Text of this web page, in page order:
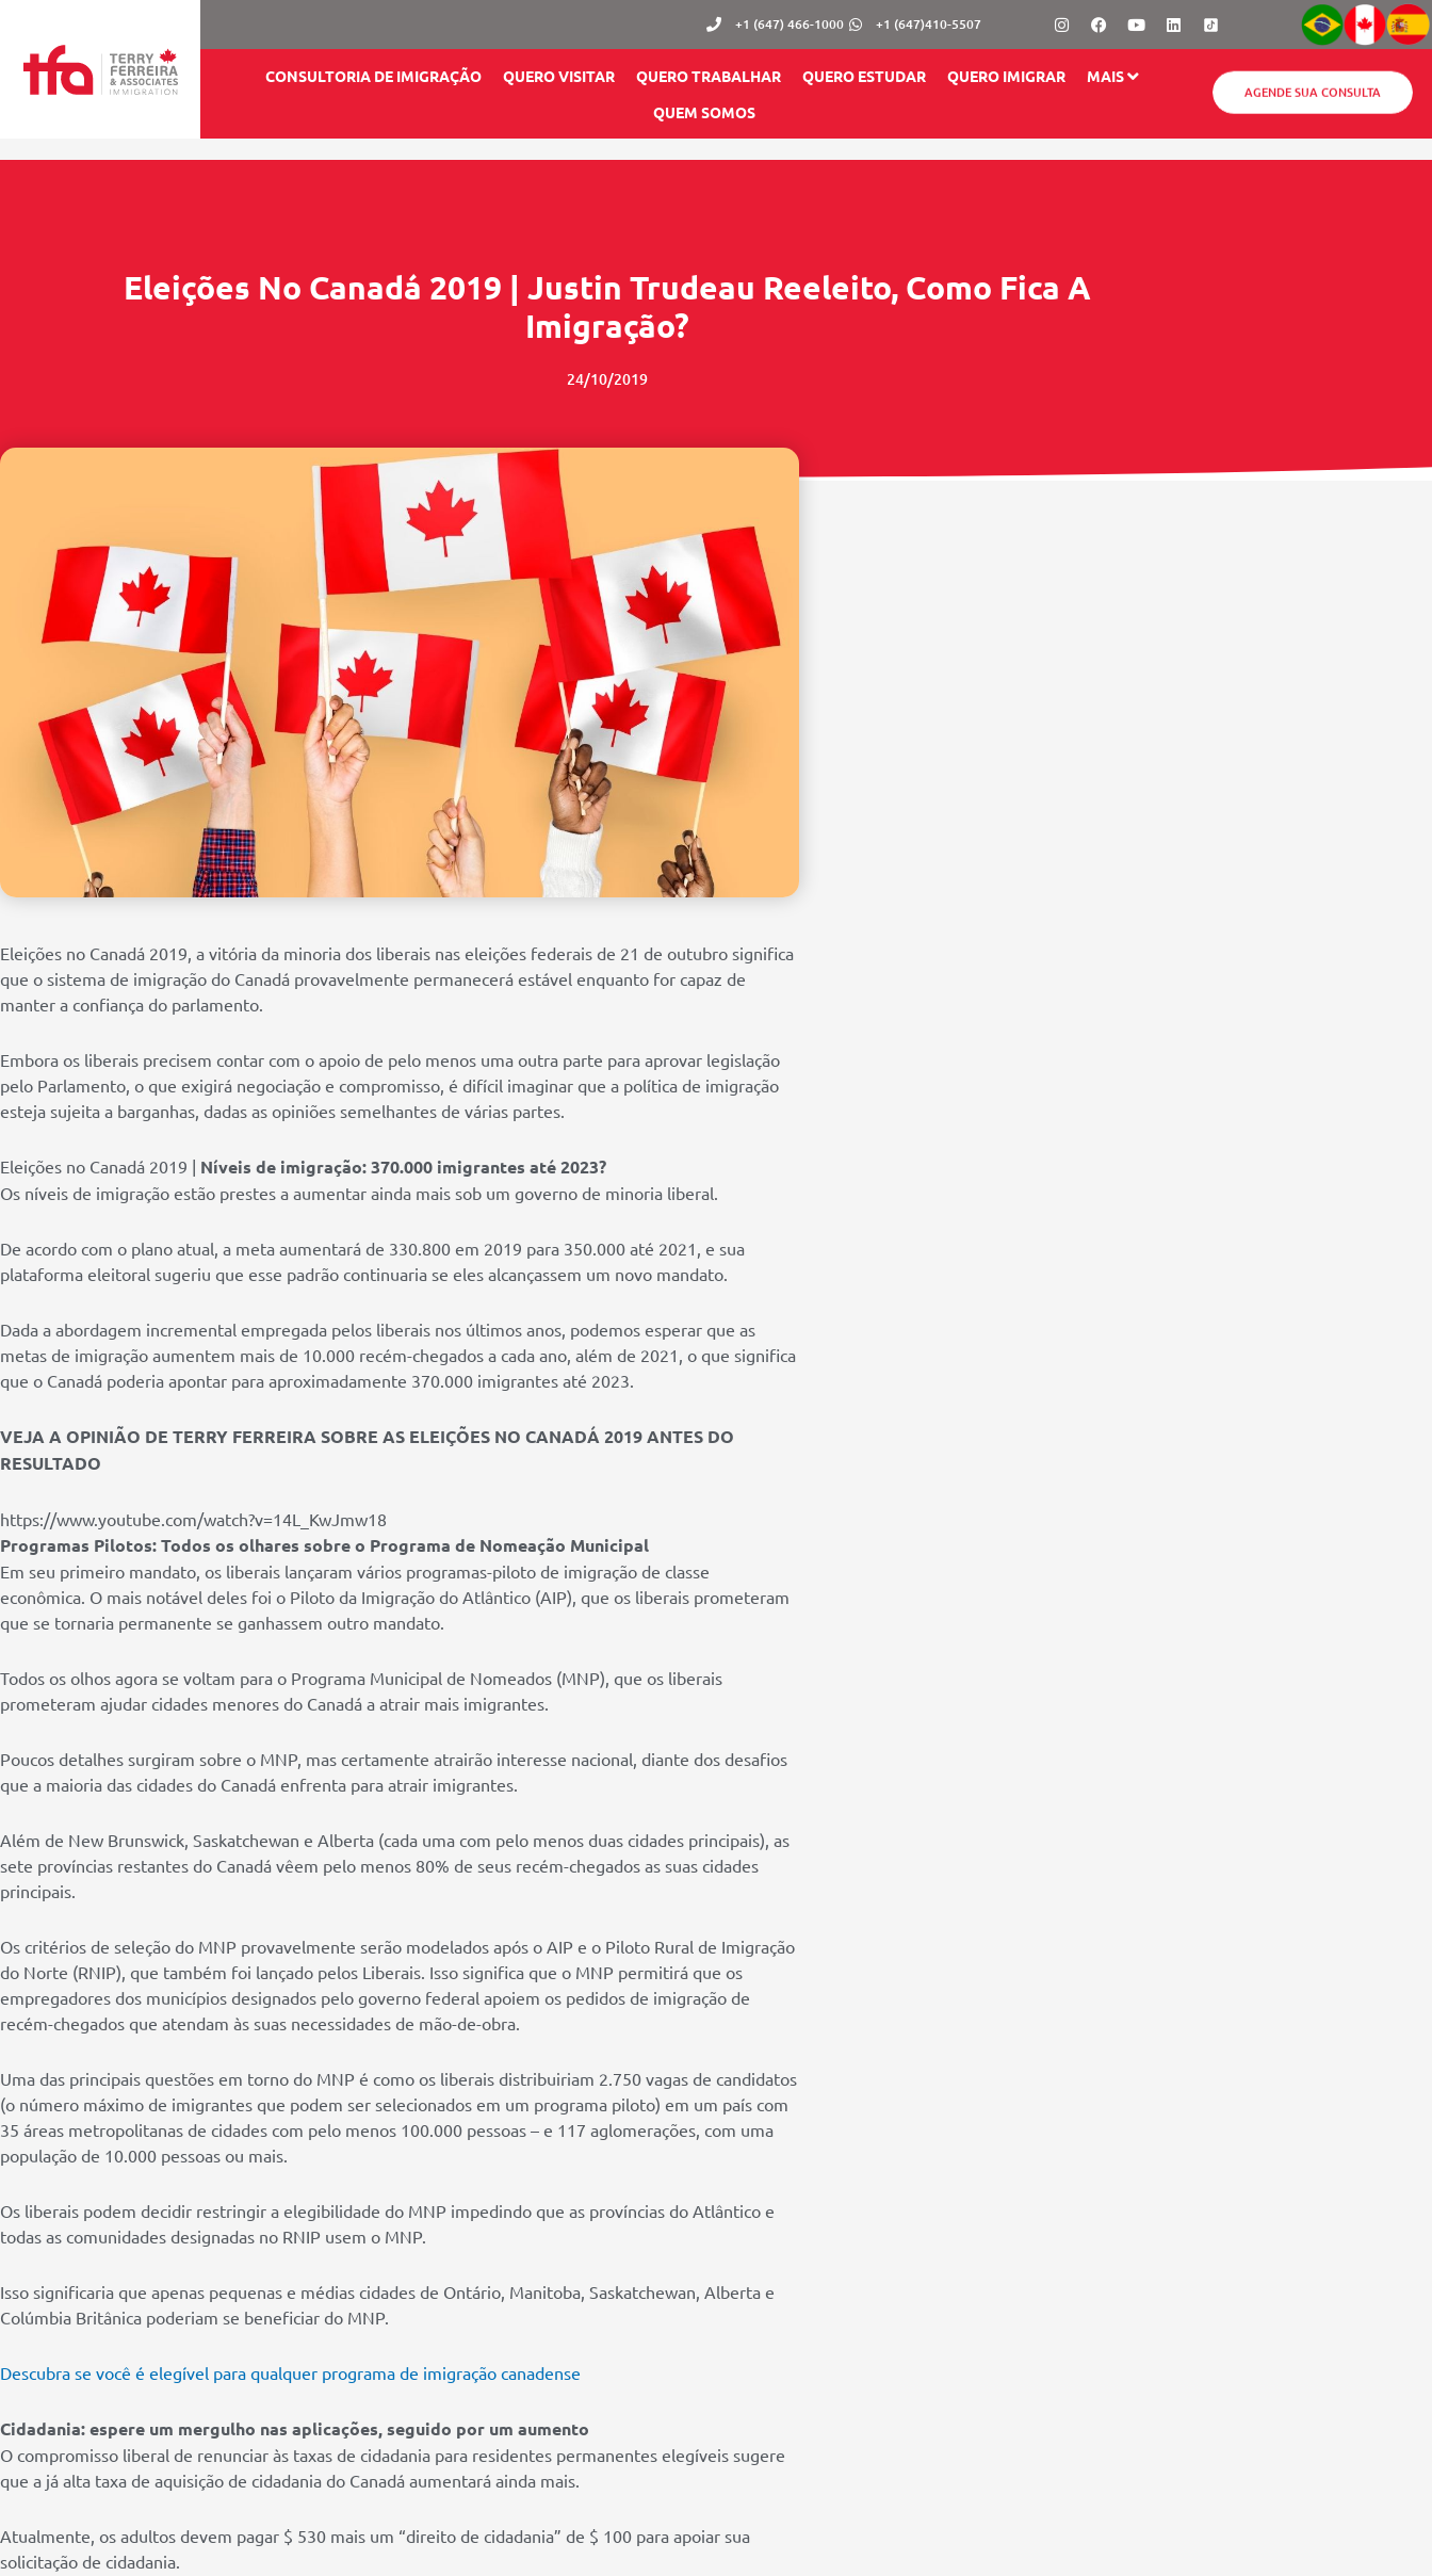
+1 (647) 466-1000 +1 (647)410-5507 InstagramFacebook
YoutubeLinkedin
CONSULTORIA DE IMIGRAÇÃO QUERO VISITAR QUERO TRABALHAR QUERO ESTUDAR QUERO IMIGRAR
MAIS
QUEM SOMOS
AGENDE SUA CONSULTA
Eleições No Canadá 2019 | Justin Trudeau Reeleito, Como Fica A
Imigração?
24/10/2019
Eleições no Canadá 2019, a vitória da minoria dos liberais nas eleições federais de 21 de outubro significa
que o sistema de imigração do Canadá provavelmente permanecerá estável enquanto for capaz de
manter a confiança do parlamento.
Embora os liberais precisem contar com o apoio de pelo menos uma outra parte para aprovar legislação
pelo Parlamento, o que exigirá negociação e compromisso, é difícil imaginar que a política de imigração
esteja sujeita a barganhas, dadas as opiniões semelhantes de várias partes.
Eleições no Canadá 2019 | Níveis de imigração: 370.000 imigrantes até 2023?
Os níveis de imigração estão prestes a aumentar ainda mais sob um governo de minoria liberal.
De acordo com o plano atual, a meta aumentará de 330.800 em 2019 para 350.000 até 2021, e sua
plataforma eleitoral sugeriu que esse padrão continuaria se eles alcançassem um novo mandato.
Dada a abordagem incremental empregada pelos liberais nos últimos anos, podemos esperar que as
metas de imigração aumentem mais de 10.000 recém-chegados a cada ano, além de 2021, o que significa
que o Canadá poderia apontar para aproximadamente 370.000 imigrantes até 2023.
VEJA A OPINIÃO DE TERRY FERREIRA SOBRE AS ELEIÇÕES NO CANADÁ 2019 ANTES DO
RESULTADO
https://www.youtube.com/watch?v=14L_KwJmw18
Programas Pilotos: Todos os olhares sobre o Programa de Nomeação Municipal
Em seu primeiro mandato, os liberais lançaram vários programas-piloto de imigração de classe
econômica. O mais notável deles foi o Piloto da Imigração do Atlântico (AIP), que os liberais prometeram
que se tornaria permanente se ganhassem outro mandato.
Todos os olhos agora se voltam para o Programa Municipal de Nomeados (MNP), que os liberais
prometeram ajudar cidades menores do Canadá a atrair mais imigrantes.
Poucos detalhes surgiram sobre o MNP, mas certamente atrairão interesse nacional, diante dos desafios
que a maioria das cidades do Canadá enfrenta para atrair imigrantes.
Além de New Brunswick, Saskatchewan e Alberta (cada uma com pelo menos duas cidades principais), as
sete províncias restantes do Canadá vêem pelo menos 80% de seus recém-chegados as suas cidades
principais.
Os critérios de seleção do MNP provavelmente serão modelados após o AIP e o Piloto Rural de Imigração
do Norte (RNIP), que também foi lançado pelos Liberais. Isso significa que o MNP permitirá que os
empregadores dos municípios designados pelo governo federal apoiem os pedidos de imigração de
recém-chegados que atendam às suas necessidades de mão-de-obra.
Uma das principais questões em torno do MNP é como os liberais distribuiriam 2.750 vagas de candidatos
(o número máximo de imigrantes que podem ser selecionados em um programa piloto) em um país com
35 áreas metropolitanas de cidades com pelo menos 100.000 pessoas – e 117 aglomerações, com uma
população de 10.000 pessoas ou mais.
Os liberais podem decidir restringir a elegibilidade do MNP impedindo que as províncias do Atlântico e
todas as comunidades designadas no RNIP usem o MNP.
Isso significaria que apenas pequenas e médias cidades de Ontário, Manitoba, Saskatchewan, Alberta e
Colúmbia Britânica poderiam se beneficiar do MNP.
Descubra se você é elegível para qualquer programa de imigração canadense
Cidadania: espere um mergulho nas aplicações, seguido por um aumento
O compromisso liberal de renunciar às taxas de cidadania para residentes permanentes elegíveis sugere
que a já alta taxa de aquisição de cidadania do Canadá aumentará ainda mais.
Atualmente, os adultos devem pagar $ 530 mais um “direito de cidadania” de $ 100 para apoiar sua
solicitação de cidadania.